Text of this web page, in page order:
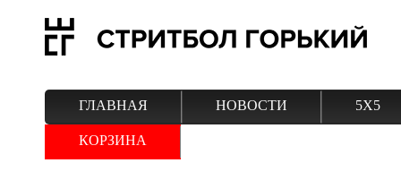
ГЛАВНАЯ НОВОСТИ 5Х5
КОРЗИНА